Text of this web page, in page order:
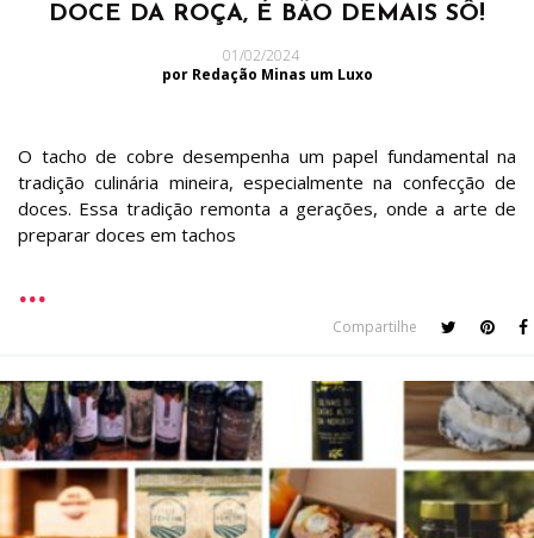
DOCE DA ROÇA, É BÃO DEMAIS SÔ!
01/02/2024
por Redação Minas um Luxo
O tacho de cobre desempenha um papel fundamental na
tradição culinária mineira, especialmente na confecção de
doces. Essa tradição remonta a gerações, onde a arte de
preparar doces em tachos
Compartilhe